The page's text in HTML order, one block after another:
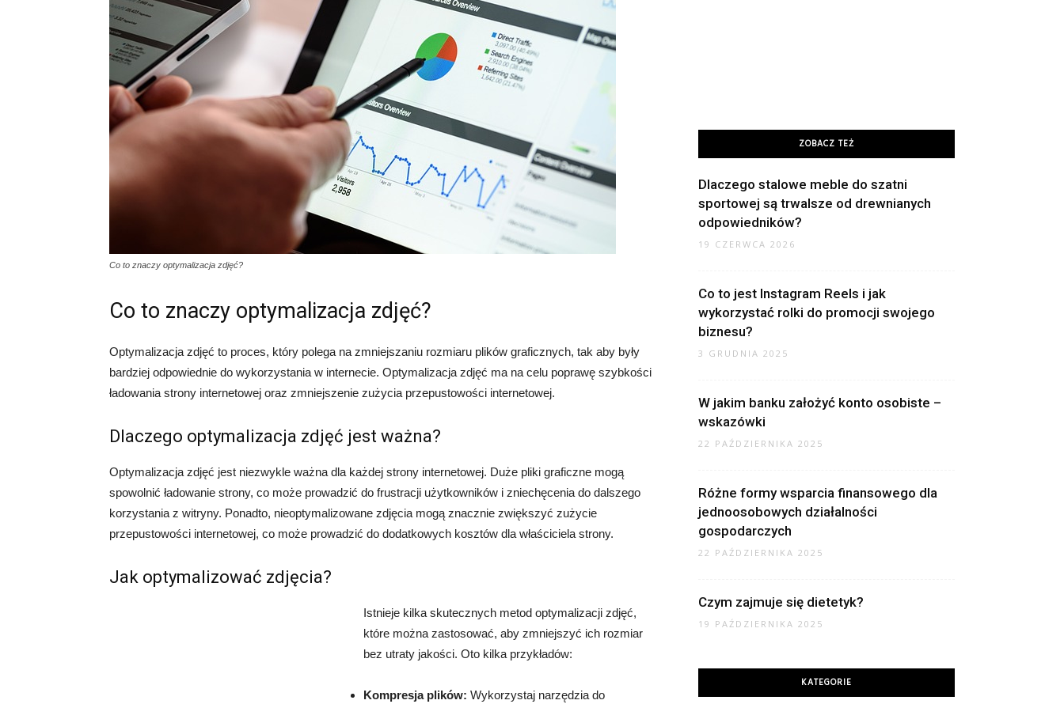
Co to znaczy optymalizacja zdjęć?
Co to znaczy optymalizacja zdjęć?
Optymalizacja zdjęć to proces, który polega na zmniejszaniu rozmiaru plików graficznych, tak aby były
bardziej odpowiednie do wykorzystania w internecie. Optymalizacja zdjęć ma na celu poprawę szybkości
ładowania strony internetowej oraz zmniejszenie zużycia przepustowości internetowej.
Dlaczego optymalizacja zdjęć jest ważna?
Optymalizacja zdjęć jest niezwykle ważna dla każdej strony internetowej. Duże pliki graficzne mogą
spowolnić ładowanie strony, co może prowadzić do frustracji użytkowników i zniechęcenia do dalszego
korzystania z witryny. Ponadto, nieoptymalizowane zdjęcia mogą znacznie zwiększyć zużycie
przepustowości internetowej, co może prowadzić do dodatkowych kosztów dla właściciela strony.
Jak optymalizować zdjęcia?
Istnieje kilka skutecznych metod optymalizacji zdjęć,
które można zastosować, aby zmniejszyć ich rozmiar
bez utraty jakości. Oto kilka przykładów:
Kompresja plików: Wykorzystaj narzędzia do
ZOBACZ TEŻ
Dlaczego stalowe meble do szatni
sportowej są trwalsze od drewnianych
odpowiedników?
19 CZERWCA 2026
Co to jest Instagram Reels i jak
wykorzystać rolki do promocji swojego
biznesu?
3 GRUDNIA 2025
W jakim banku założyć konto osobiste –
wskazówki
22 PAŹDZIERNIKA 2025
Różne formy wsparcia finansowego dla
jednoosobowych działalności
gospodarczych
22 PAŹDZIERNIKA 2025
Czym zajmuje się dietetyk?
19 PAŹDZIERNIKA 2025
KATEGORIE